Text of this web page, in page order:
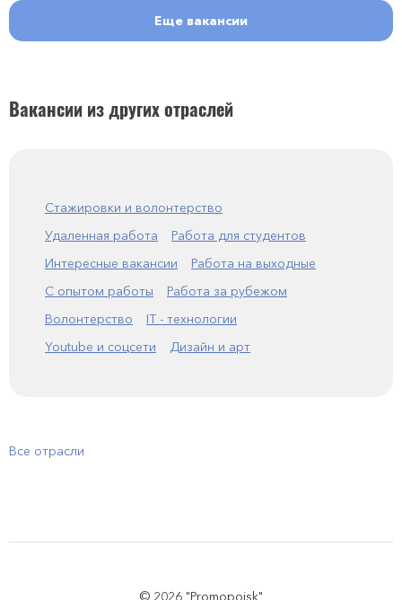
Еще вакансии
Вакансии из других отраслей
Стажировки и волонтерство
Удаленная работа
Работа для студентов
Интересные вакансии
Работа на выходные
С опытом работы
Работа за рубежом
Волонтерство
IT - технологии
Youtube и соцсети
Дизайн и арт
Все отрасли
© 2026 "Promopoisk"